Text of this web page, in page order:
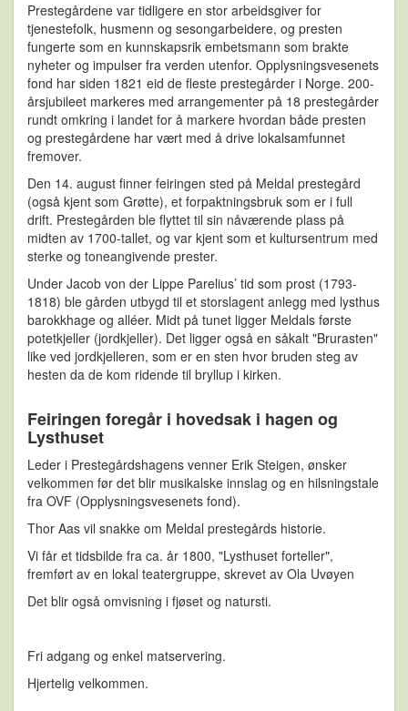
Prestegårdene var tidligere en stor arbeidsgiver for
tjenestefolk, husmenn og sesongarbeidere, og presten
fungerte som en kunnskapsrik embetsmann som brakte
nyheter og impulser fra verden utenfor. Opplysningsvesenets
fond har siden 1821 eid de fleste prestegårder i Norge. 200-
årsjubileet markeres med arrangementer på 18 prestegårder
rundt omkring i landet for å markere hvordan både presten
og prestegårdene har vært med å drive lokalsamfunnet
fremover.
Den 14. august finner feiringen sted på Meldal prestegård
(også kjent som Grøtte), et forpaktningsbruk som er i full
drift. Prestegården ble flyttet til sin nåværende plass på
midten av 1700-tallet, og var kjent som et kultursentrum med
sterke og toneangivende prester.
Under Jacob von der Lippe Parelius’ tid som prost (1793-
1818) ble gården utbygd til et storslagent anlegg med lysthus
barokkhage og alléer. Midt på tunet ligger Meldals første
potetkjeller (jordkjeller). Det ligger også en såkalt "Brurasten"
like ved jordkjelleren, som er en sten hvor bruden steg av
hesten da de kom ridende til bryllup i kirken.
Feiringen foregår i hovedsak i hagen og
Lysthuset
Leder i Prestegårdshagens venner Erik Steigen, ønsker
velkommen før det blir musikalske innslag og en hilsningstale
fra OVF (Opplysningsvesenets fond).
Thor Aas vil snakke om Meldal prestegårds historie.
Vi får et tidsbilde fra ca. år 1800, "Lysthuset forteller",
fremført av en lokal teatergruppe, skrevet av Ola Uvøyen
Det blir også omvisning i fjøset og natursti.
Fri adgang og enkel matservering.
Hjertelig velkommen.